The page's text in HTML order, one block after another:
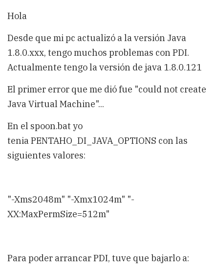
Hola
Desde que mi pc actualizó a la versión Java
1.8.0.xxx, tengo muchos problemas con PDI.
Actualmente tengo la versión de java 1.8.0.121
El primer error que me dió fue "could not create
Java Virtual Machine"...
En el spoon.bat yo
tenia PENTAHO_DI_JAVA_OPTIONS con las
siguientes valores:
"-Xms2048m" "-Xmx1024m" "-
XX:MaxPermSize=512m"
Para poder arrancar PDI, tuve que bajarlo a: